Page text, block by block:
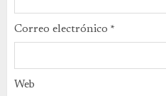
Correo electrónico *
Web